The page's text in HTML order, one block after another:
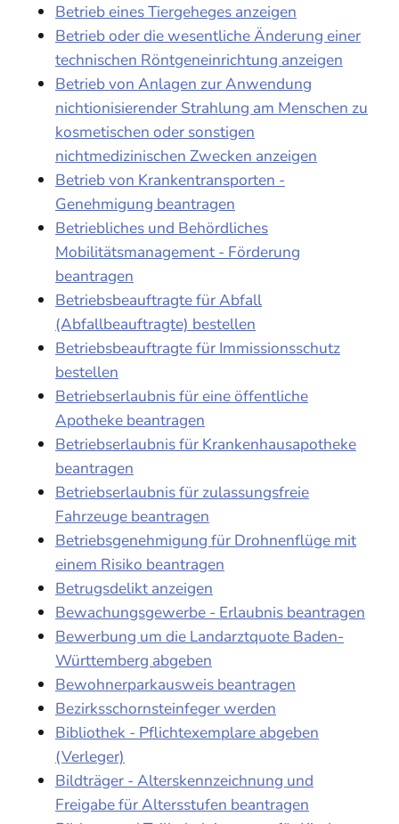
Betrieb eines Tiergeheges anzeigen
Betrieb oder die wesentliche Änderung einer
technischen Röntgeneinrichtung anzeigen
Betrieb von Anlagen zur Anwendung
nichtionisierender Strahlung am Menschen zu
kosmetischen oder sonstigen
nichtmedizinischen Zwecken anzeigen
Betrieb von Krankentransporten -
Genehmigung beantragen
Betriebliches und Behördliches
Mobilitätsmanagement - Förderung
beantragen
Betriebsbeauftragte für Abfall
(Abfallbeauftragte) bestellen
Betriebsbeauftragte für Immissionsschutz
bestellen
Betriebserlaubnis für eine öffentliche
Apotheke beantragen
Betriebserlaubnis für Krankenhausapotheke
beantragen
Betriebserlaubnis für zulassungsfreie
Fahrzeuge beantragen
Betriebsgenehmigung für Drohnenflüge mit
einem Risiko beantragen
Betrugsdelikt anzeigen
Bewachungsgewerbe - Erlaubnis beantragen
Bewerbung um die Landarztquote Baden-
Württemberg abgeben
Bewohnerparkausweis beantragen
Bezirksschornsteinfeger werden
Bibliothek - Pflichtexemplare abgeben
(Verleger)
Bildträger - Alterskennzeichnung und
Freigabe für Altersstufen beantragen